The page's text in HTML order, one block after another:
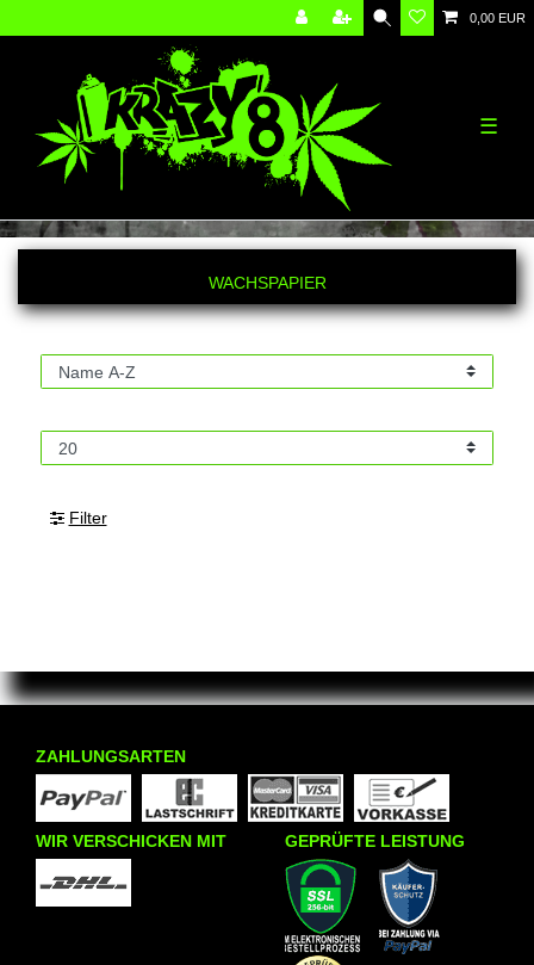
0,00 EUR
☰
WACHSPAPIER
Filter
ZAHLUNGSARTEN
WIR VERSCHICKEN MIT GEPRÜFTE LEISTUNG